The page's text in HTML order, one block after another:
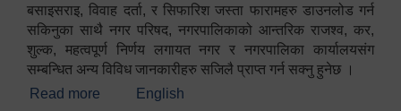
बसाइसराइ, विवाह दर्ता, र सिफारिश जस्ता फारामहरु डाउनलोड गर्न
सकिनुका साथै नगर परिषद, नगरपालिकाको आन्तरिक राजश्व, कर,
शुल्क, महत्वपूर्ण निर्णय लगायत नगर र नगरपालिका कार्यालयसंग
सम्बन्धित अन्य विविध जानकारीहरु सजिलै प्राप्त गर्न सक्नु हुनेछ ।
Read more about स्वागतम!!!
English